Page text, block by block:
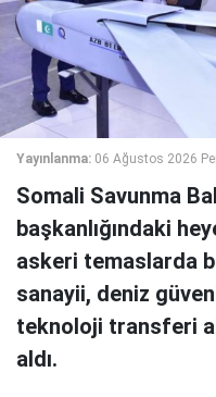
Yayınlanma: 06 Ağustos 2026
Somali Savunma
başkanlığındaki
askeri temaslarda
sanayii, deniz
teknoloji transferi
aldı.